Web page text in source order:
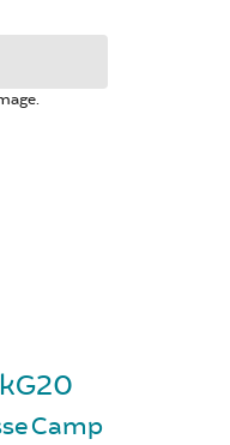
Camp